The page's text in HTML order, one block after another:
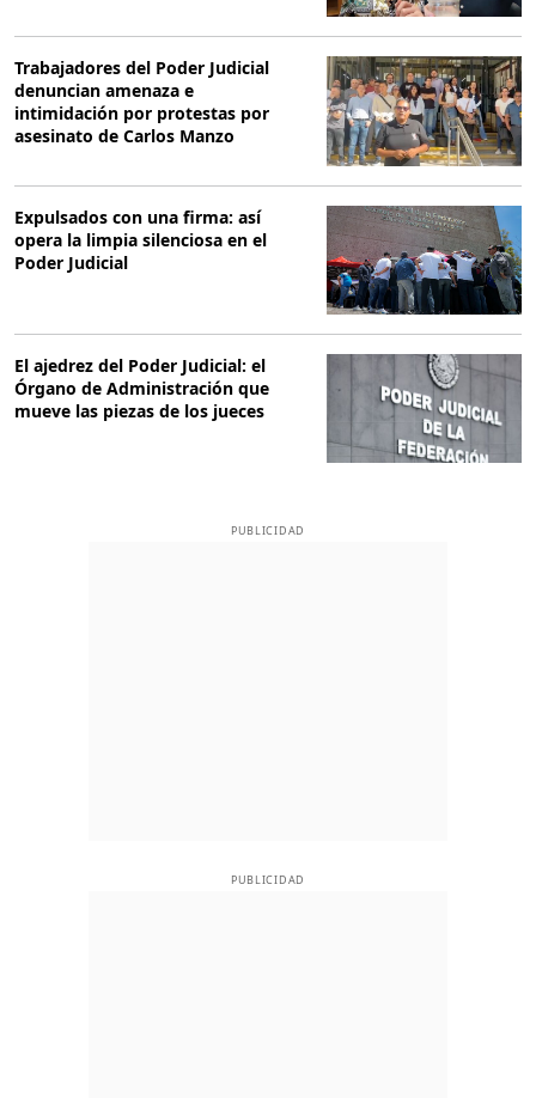
Trabajadores del Poder Judicial
denuncian amenaza e
intimidación por protestas por
asesinato de Carlos Manzo
Expulsados con una firma: así
opera la limpia silenciosa en el
Poder Judicial
El ajedrez del Poder Judicial: el
Órgano de Administración que
mueve las piezas de los jueces
PUBLICIDAD
PUBLICIDAD